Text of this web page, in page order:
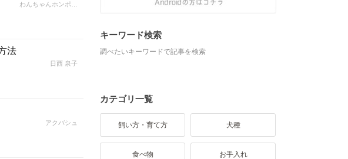
わんちゃんホンポ…
法
日西 泉子
アクバシュ
キーワード検索
調べたいキーワードで記事を検索
カテゴリ一覧
飼い方・育て方 犬種
食べ物 お手入れ